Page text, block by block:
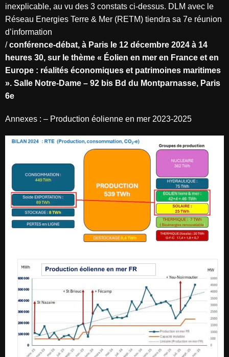
inexplicable, au vu des 3 constats ci-dessus. DLM avec le
Réseau Energies Terre & Mer (RETM) tiendra sa 7e réunion
d’information
/conférence-débat, à Paris le 12 décembre 2024 à 14
heures 30, sur le thème « Éolien en mer en France et en
Europe : réalités économiques et patrimoines maritimes
». Salle Notre-Dame – 92 bis Bd du Montparnasse, Paris
6e
Annexes : – Production éolienne en mer 2023-2025